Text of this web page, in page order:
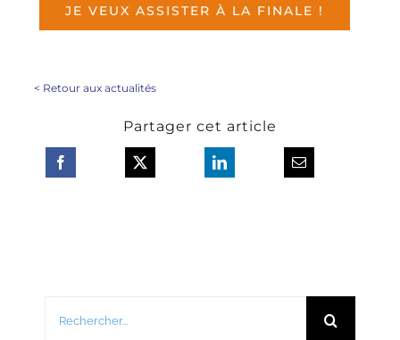
JE VEUX ASSISTER À LA FINALE !
< Retour aux actualités
Partager cet article